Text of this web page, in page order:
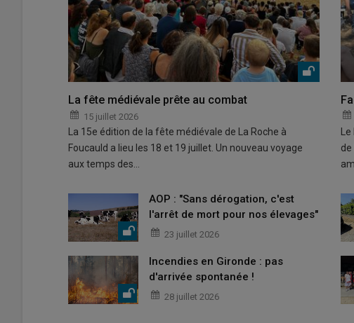
La fête médiévale prête au combat
15 juillet 2026
La 15e édition de la fête médiévale de La Roche à
Foucauld a lieu les 18 et 19 juillet. Un nouveau voyage
aux temps des…
AOP : "Sans dérogation, c'est
l'arrêt de mort pour nos élevages"
23 juillet 2026
Incendies en Gironde : pas
d'arrivée spontanée !
28 juillet 2026